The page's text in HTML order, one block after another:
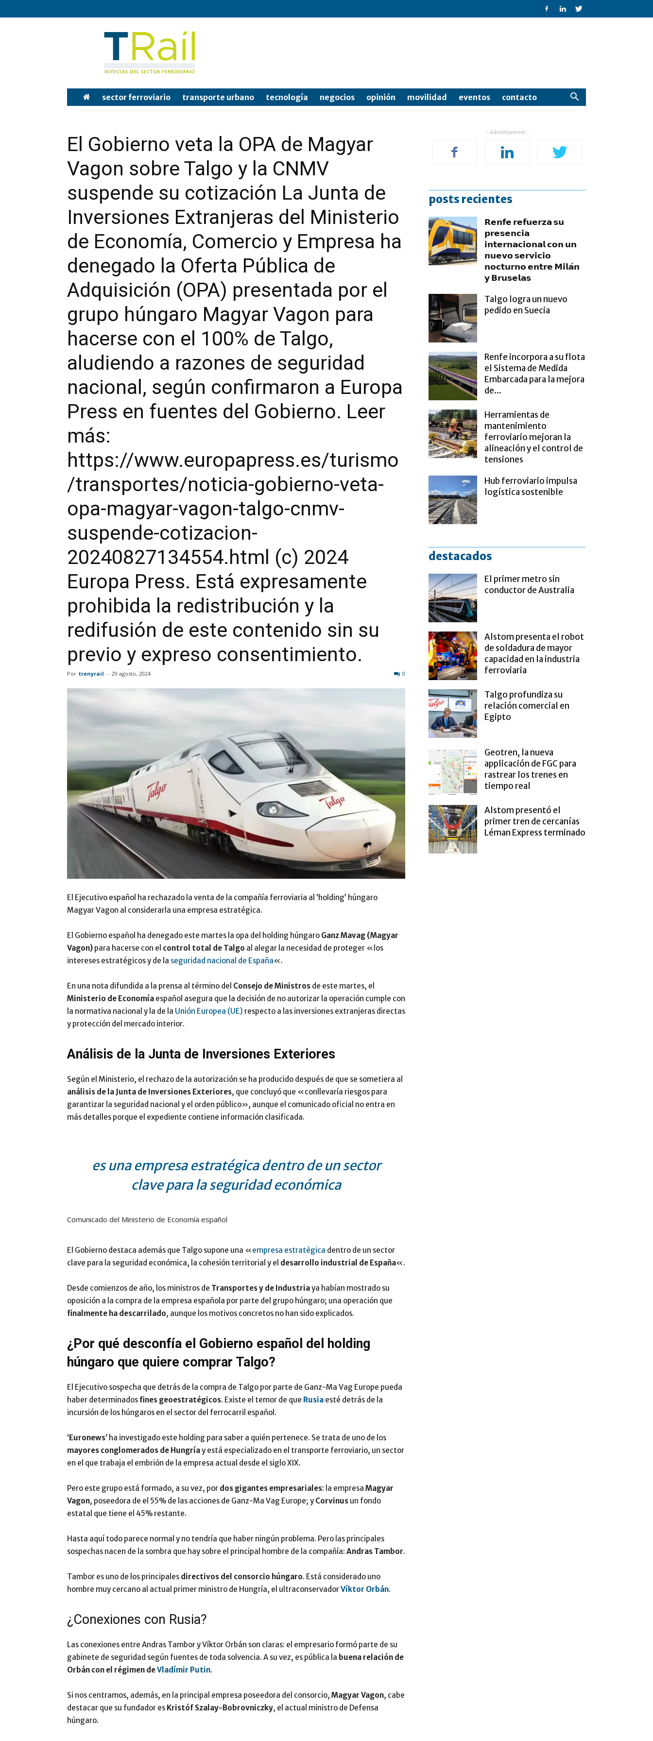
Tren
sector ferroviario transporte urbano tecnología negocios opinión movilidad eventos contacto
El Gobierno veta la OPA de Magyar
Vagon sobre Talgo y la CNMV
suspende su cotización La Junta de
Inversiones Extranjeras del Ministerio
de Economía, Comercio y Empresa ha
denegado la Oferta Pública de
Adquisición (OPA) presentada por el
grupo húngaro Magyar Vagon para
hacerse con el 100% de Talgo,
aludiendo a razones de seguridad
nacional, según confirmaron a Europa
Press en fuentes del Gobierno. Leer
más:
https://www.europapress.es/turismo
/transportes/noticia-gobierno-veta-
opa-magyar-vagon-talgo-cnmv-
suspende-cotizacion-
20240827134554.html (c) 2024
Europa Press. Está expresamente
prohibida la redistribución y la
redifusión de este contenido sin su
previo y expreso consentimiento.
Por trenyrail - 29 agosto, 2024 0
El Ejecutivo español ha rechazado la venta de la compañía ferroviaria al ‘holding’ húngaro
Magyar Vagon al considerarla una empresa estratégica.
El Gobierno español ha denegado este martes la opa del holding húngaro Ganz Mavag (Magyar
Vagon) para hacerse con el control total de Talgo al alegar la necesidad de proteger «los
intereses estratégicos y de la seguridad nacional de España«.
En una nota difundida a la prensa al término del Consejo de Ministros de este martes, el
Ministerio de Economía español asegura que la decisión de no autorizar la operación cumple con
la normativa nacional y la de la Unión Europea (UE) respecto a las inversiones extranjeras directas
y protección del mercado interior.
Análisis de la Junta de Inversiones Exteriores
Según el Ministerio, el rechazo de la autorización se ha producido después de que se sometiera al
análisis de la Junta de Inversiones Exteriores, que concluyó que «conllevaría riesgos para
garantizar la seguridad nacional y el orden público», aunque el comunicado oficial no entra en
más detalles porque el expediente contiene información clasificada.
es una empresa estratégica dentro de un sector
clave para la seguridad económica
Comunicado del Ministerio de Economía español
El Gobierno destaca además que Talgo supone una «empresa estratégica dentro de un sector
clave para la seguridad económica, la cohesión territorial y el desarrollo industrial de España«.
Desde comienzos de año, los ministros de Transportes y de Industriaya habían mostrado su
oposición a la compra de la empresa española por parte del grupo húngaro; una operación que
finalmente ha descarrilado, aunque los motivos concretos no han sido explicados.
¿Por qué desconfía el Gobierno español del holding
húngaro que quiere comprar Talgo?
El Ejecutivo sospecha que detrás de la compra de Talgo por parte de Ganz-Ma Vag Europe pueda
haber determinados fines geoestratégicos. Existe el temor de que Rusia esté detrás de la
incursión de los húngaros en el sector del ferrocarril español.
‘Euronews‘ ha investigado este holding para saber a quién pertenece. Se trata de uno de los
mayores conglomerados de Hungríay está especializado en el transporte ferroviario, un sector
en el que trabaja el embrión de la empresa actual desde el siglo XIX.
Pero este grupo está formado, a su vez, por dos gigantes empresariales: la empresa Magyar
Vagon, poseedora de el 55% de las acciones de Ganz-Ma Vag Europe; y Corvinus un fondo
estatal que tiene el 45% restante.
Hasta aquí todo parece normal y no tendría que haber ningún problema. Pero las principales
sospechas nacen de la sombra que hay sobre el principal hombre de la compañía: Andras Tambor.
Tambor es uno de los principales directivos del consorcio húngaro. Está considerado uno
hombre muy cercano al actual primer ministro de Hungría, el ultraconservadorVíktor Orbán.
¿Conexiones con Rusia?
Las conexiones entre Andras Tambor y Víktor Orbán son claras: el empresario formó parte de su
gabinete de seguridad según fuentes de toda solvencia. A su vez, es pública la buena relación de
Orbán con el régimen deVladímir Putin.
Si nos centramos, además, en la principal empresa poseedora del consorcio, Magyar Vagon, cabe
destacar que su fundador es Kristóf Szalay-Bobrovniczky, el actual ministro de Defensa
húngaro.
- Advertisement -
posts recientes
𝗥𝗲𝗻𝗳𝗲 𝗿𝗲𝗳𝘂𝗲𝗿𝘇𝗮 𝘀𝘂
𝗽𝗿𝗲𝘀𝗲𝗻𝗰𝗶𝗮
𝗶𝗻𝘁𝗲𝗿𝗻𝗮𝗰𝗶𝗼𝗻𝗮𝗹 𝗰𝗼𝗻 𝘂𝗻
𝗻𝘂𝗲𝘃𝗼 𝘀𝗲𝗿𝘃𝗶𝗰𝗶𝗼
𝗻𝗼𝗰𝘁𝘂𝗿𝗻𝗼 𝗲𝗻𝘁𝗿𝗲 𝗠𝗶𝗹𝗮́𝗻
𝘆 𝗕𝗿𝘂𝘀𝗲𝗹𝗮𝘀
Talgo logra un nuevo
pedido en Suecia
Renfe incorpora a su flota
el Sistema de Medida
Embarcada para la mejora
de...
Herramientas de
mantenimiento
ferroviario mejoran la
alineación y el control de
tensiones
Hub ferroviario impulsa
logística sostenible
destacados
El primer metro sin
conductor de Australia
Alstom presenta el robot
de soldadura de mayor
capacidad en la industria
ferroviaria
Talgo profundiza su
relación comercial en
Egipto
Geotren, la nueva
applicación de FGC para
rastrear los trenes en
tiempo real
Alstom presentó el
primer tren de cercanías
Léman Express terminado